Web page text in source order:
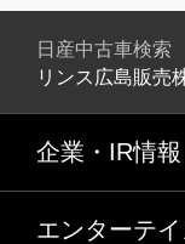
日産中古車検
リンス広島販売
企業・IR情報
エンターテイ